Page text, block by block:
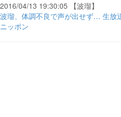
2016/04/13 19:30:05 【波瑠】
波瑠、体調不良で声が出せず… 生放
ニッポン